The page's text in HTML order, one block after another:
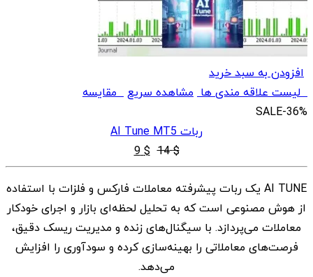
افزودن به سبد خرید
لیست علاقه مندی ها مشاهده سریعمقایسه
SALE-36%
ربات AI Tune MT5
$
14
قیمت
اصلی
$ 14
بود.
$
9 قیمت
فعلی
$ 9
است.
AI TUNE یک ربات پیشرفته معاملات فارکس و فلزات با استفاده
از هوش مصنوعی است که به تحلیل لحظه‌ای بازار و اجرای خودکار
معاملات می‌پردازد. با سیگنال‌های زنده و مدیریت ریسک دقیق،
فرصت‌های معاملاتی را بهینه‌سازی کرده و سودآوری را افزایش
می‌دهد.